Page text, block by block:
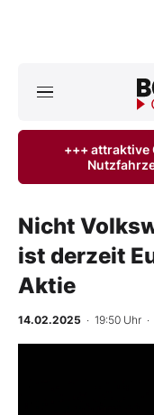
ktuelle
Finanz-Check
BO-
+++ attraktive
Nicht
ist derzeit
Aktie
14.02.2025 · 19:50 Uhr ·